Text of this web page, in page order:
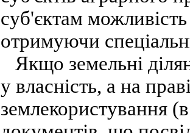
суб'єктам
отримуючи
Якщо земельні
у власність, а на
землекористування